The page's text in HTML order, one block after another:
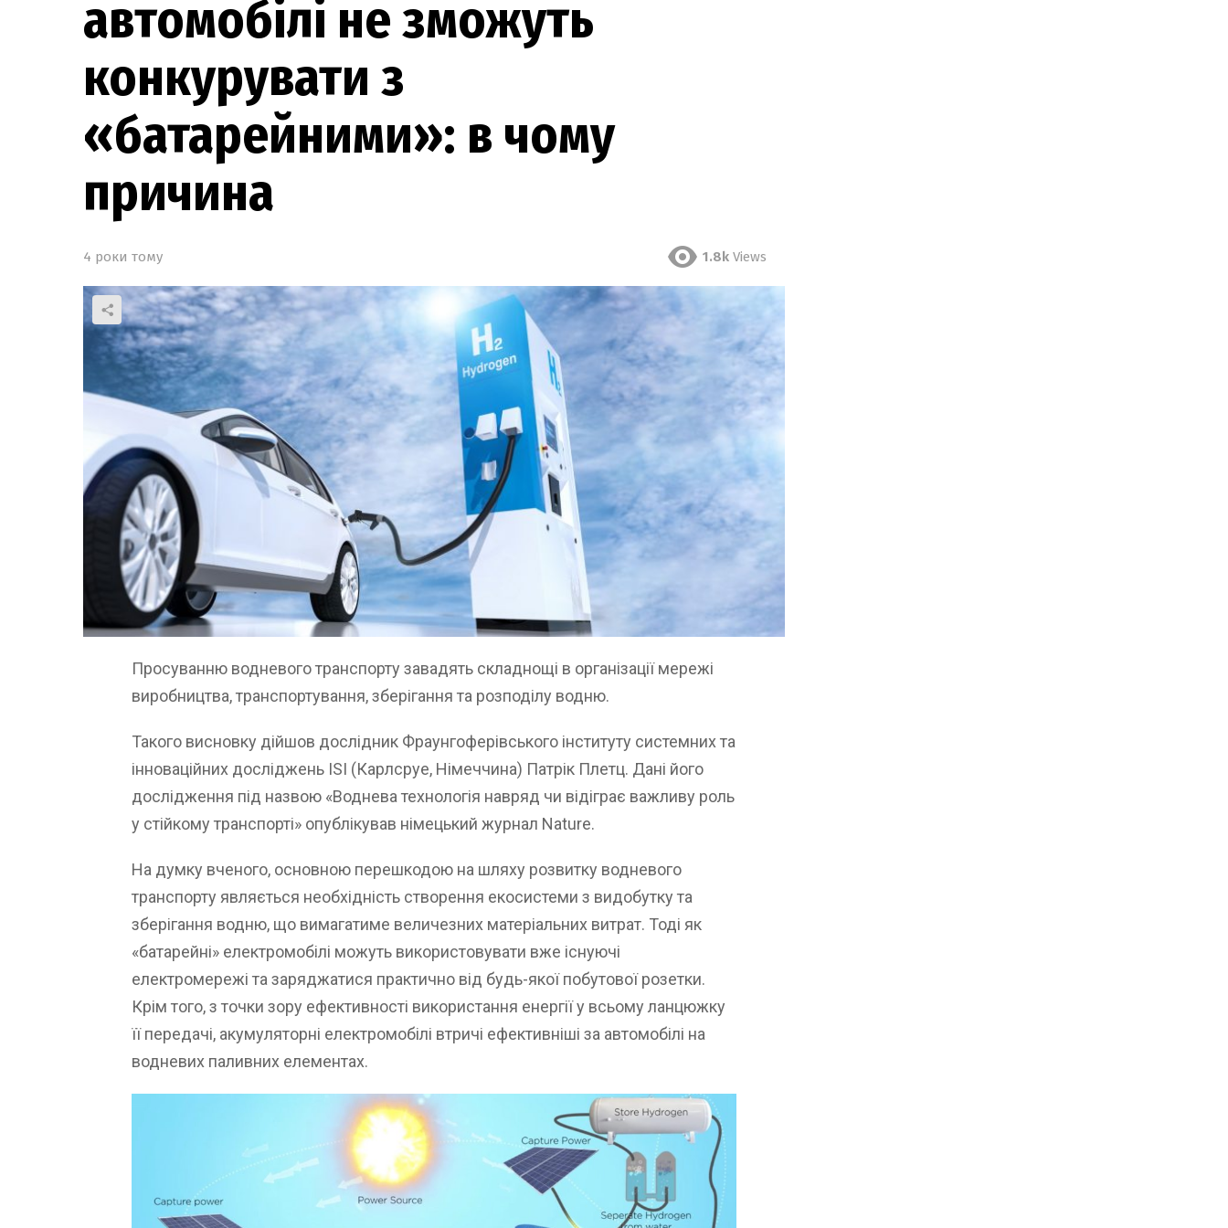
автомобілі не зможуть
конкурувати з
«батарейними»: в чому
причина
4 роки тому 1.8k Views
Просуванню водневого транспорту завадять складнощі в організації мережі
виробництва, транспортування, зберігання та розподілу водню.
Такого висновку дійшов дослідник Фраунгоферівського інституту системних та
інноваційних досліджень ISI (Карлсруе, Німеччина) Патрік Плетц. Дані його
дослідження під назвою «Воднева технологія навряд чи відіграє важливу роль
у стійкому транспорті» опублікував німецький журнал Nature.
На думку вченого, основною перешкодою на шляху розвитку водневого
транспорту являється необхідність створення екосистеми з видобутку та
зберігання водню, що вимагатиме величезних матеріальних витрат. Тоді як
«батарейні» електромобілі можуть використовувати вже існуючі
електромережі та заряджатися практично від будь-якої побутової розетки.
Крім того, з точки зору ефективності використання енергії у всьому ланцюжку
її передачі, акумуляторні електромобілі втричі ефективніші за автомобілі на
водневих паливних елементах.